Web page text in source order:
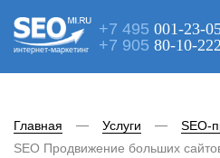
интернет-маркетинг
+7 495 001-23-
+7 905 80-10-222
Главная Услуги
SEO-
SEO Продвижение больших